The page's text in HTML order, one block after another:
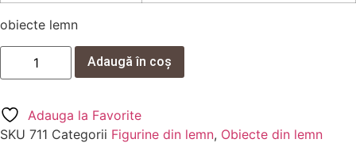
obiecte lemn
Adaugă în coș
Adauga la Favorite
SKU 711 Categorii Figurine din lemn, Obiecte din lemn